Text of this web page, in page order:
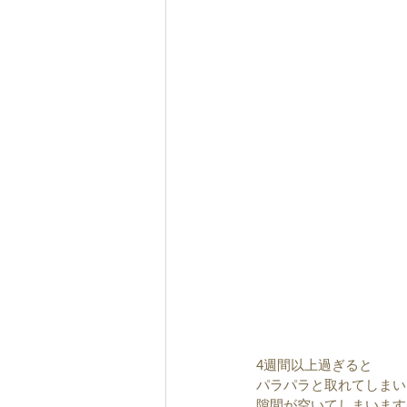
4週間以上過ぎると
パラパラと取れてしま